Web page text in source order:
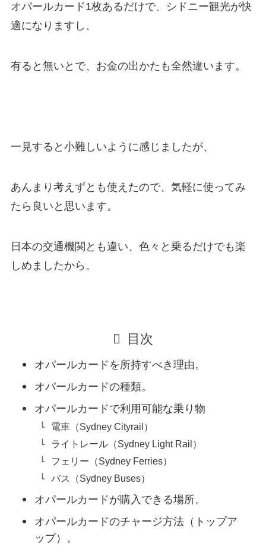
オパールカード1枚あるだけで、シドニー観光が快
適になりますし、
有ると無いとで、お金の出かたも全然違います。
一見すると小難しいように感じましたが、
あんまり考えずとも使えたので、気軽に使ってみ
たら良いと思います。
日本の交通機関とも違い、色々と乗るだけでも楽
しめましたから。
目次
オパールカードを所持すべき理由。
オパールカードの種類。
オパールカードで利用可能な乗り物
電車（Sydney Cityrail）
ライトレール（Sydney Light Rail）
フェリー（Sydney Ferries）
バス（Sydney Buses）
オパールカードが購入できる場所。
オパールカードのチャージ方法（トップア
ップ）。